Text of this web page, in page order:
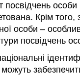
посвідчень особи
Крім того,
особи –
посвідчень